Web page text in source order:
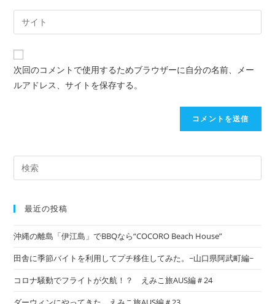
次回のコメントで使用するためブラウザーに自分の名前、メー
ルアドレス、サイトを保存する。
最近の投稿
沖縄の離島「伊江島」でBBQなら“COCORO Beach House”
田舎に季節バイトを利用してプチ移住してみた。~山口県阿武町編~
コロナ騒動でフライトが欠航！？ えみこ旅AUS編＃24